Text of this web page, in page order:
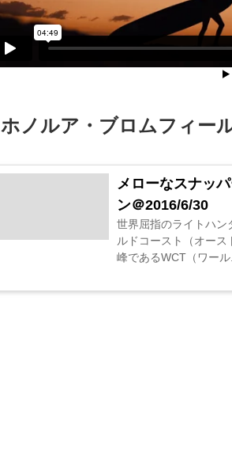
ホノルア・ブロムフィー
メローなスナッ
ン＠2016/6/30
世界屈指のライトハン
ルドコースト（オー
峰であるWCT（ワール